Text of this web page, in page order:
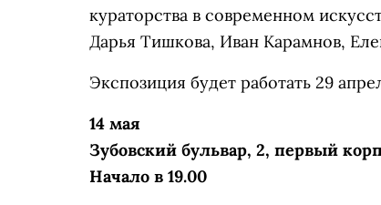
кураторства в современном
Дарья Тишкова, Иван Карамнов,
Экспозиция будет работать 29
14 мая
Зубовский бульвар, 2, первый
Начало в 19.00